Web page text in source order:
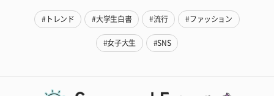
#トレンド #大学生白書 #流行 #ファッション
#女子大生 #SNS